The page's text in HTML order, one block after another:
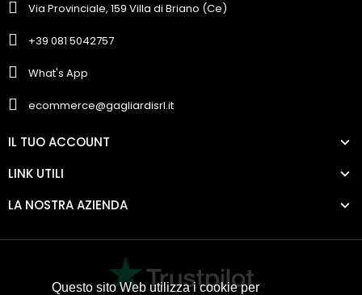
Questo sito Web utilizza i cookie per
Via Provinciale, 159 Villa di Briano (Ce)
+39 081 5042757
What's App
ecommerce@gagliardisrl.it
IL TUO ACCOUNT
LINK UTILI
LA NOSTRA AZIENDA